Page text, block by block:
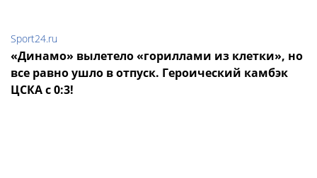
Sport24.ru
«Динамо» вылетело «гориллами из клетки», но
все равно ушло в отпуск. Героический камбэк
ЦСКА с 0:3!